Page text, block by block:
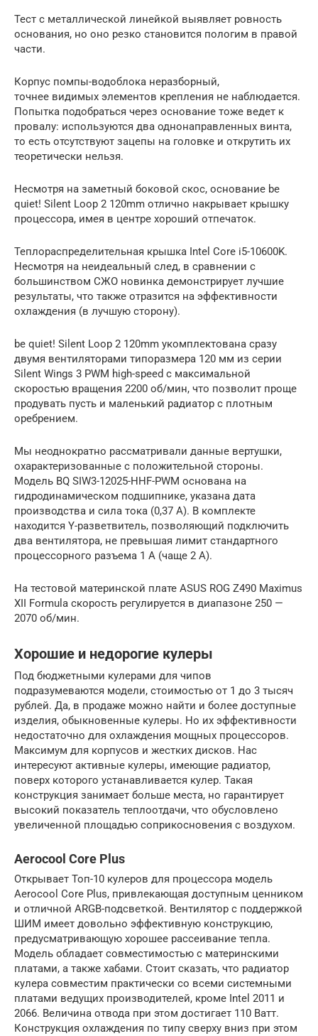
Тест с металлической линейкой выявляет ровность
основания, но оно резко становится пологим в правой
части.
Корпус помпы-водоблока неразборный,
точнее видимых элементов крепления не наблюдается.
Попытка подобраться через основание тоже ведет к
провалу: используются два однонаправленных винта,
то есть отсутствуют зацепы на головке и открутить их
теоретически нельзя.
Несмотря на заметный боковой скос, основание be
quiet! Silent Loop 2 120mm отлично накрывает крышку
процессора, имея в центре хороший отпечаток.
Теплораспределительная крышка Intel Core i5-10600K.
Несмотря на неидеальный след, в сравнении с
большинством СЖО новинка демонстрирует лучшие
результаты, что также отразится на эффективности
охлаждения (в лучшую сторону).
be quiet! Silent Loop 2 120mm укомплектована сразу
двумя вентиляторами типоразмера 120 мм из серии
Silent Wings 3 PWM high-speed с максимальной
скоростью вращения 2200 об/мин, что позволит проще
продувать пусть и маленький радиатор с плотным
оребрением.
Мы неоднократно рассматривали данные вертушки,
охарактеризованные с положительной стороны.
Модель BQ SIW3-12025-HHF-PWM основана на
гидродинамическом подшипнике, указана дата
производства и сила тока (0,37 А). В комплекте
находится Y-разветвитель, позволяющий подключить
два вентилятора, не превышая лимит стандартного
процессорного разъема 1 А (чаще 2 А).
На тестовой материнской плате ASUS ROG Z490 Maximus
XII Formula скорость регулируется в диапазоне 250 —
2070 об/мин.
Хорошие и недорогие кулеры
Под бюджетными кулерами для чипов
подразумеваются модели, стоимостью от 1 до 3 тысяч
рублей. Да, в продаже можно найти и более доступные
изделия, обыкновенные кулеры. Но их эффективности
недостаточно для охлаждения мощных процессоров.
Максимум для корпусов и жестких дисков. Нас
интересуют активные кулеры, имеющие радиатор,
поверх которого устанавливается кулер. Такая
конструкция занимает больше места, но гарантирует
высокий показатель теплоотдачи, что обусловлено
увеличенной площадью соприкосновения с воздухом.
Aerocool Core Plus
Открывает Топ-10 кулеров для процессора модель
Aerocool Core Plus, привлекающая доступным ценником
и отличной ARGB-подсветкой. Вентилятор с поддержкой
ШИМ имеет довольно эффективную конструкцию,
предусматривающую хорошее рассеивание тепла.
Модель обладает совместимостью с материнскими
платами, а также хабами. Стоит сказать, что радиатор
кулера совместим практически со всеми системными
платами ведущих производителей, кроме Intel 2011 и
2066. Величина отвода при этом достигает 110 Ватт.
Конструкция охлаждения по типу сверху вниз при этом